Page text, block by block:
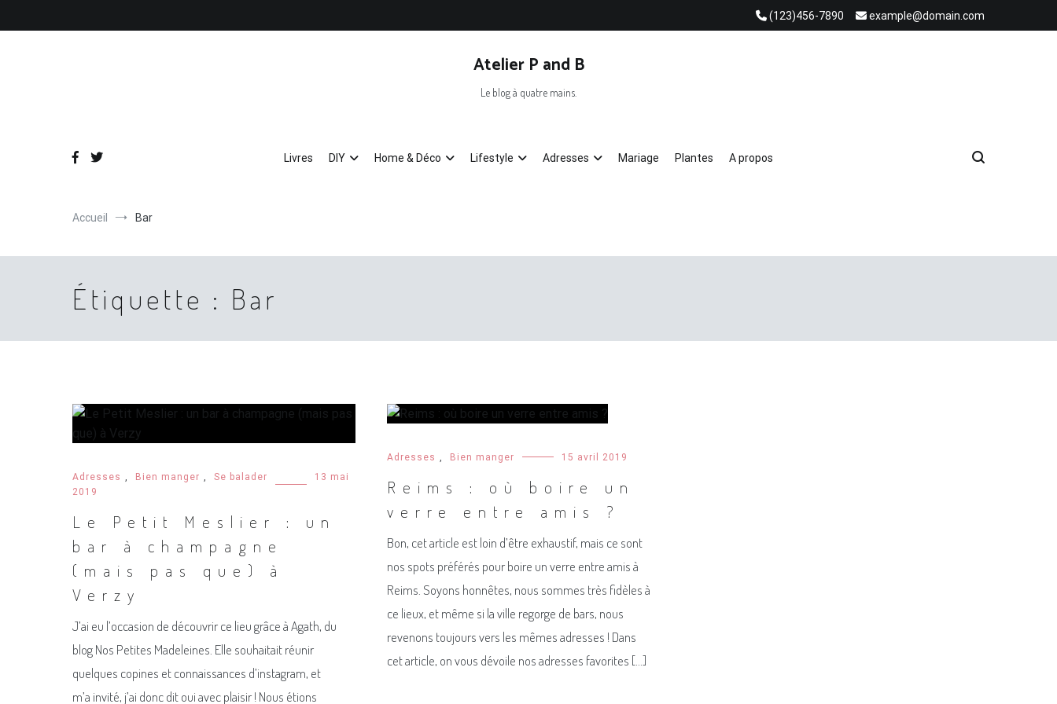
(123)456-7890 example@domain.com
Atelier P and B
Le blog à quatre mains.
Livres DIY Home & Déco Lifestyle Adresses Mariage Plantes A propos
Accueil Bar
Étiquette : Bar
Adresses , Bien manger , Se balader
13 mai
2019
Le Petit Meslier : un
bar à champagne
(mais pas que) à
Verzy
J’ai eu l’occasion de découvrir ce lieu grâce à Agath, du
blog Nos Petites Madeleines. Elle souhaitait réunir
quelques copines et connaissances d’instagram, et
m’a invité, j’ai donc dit oui avec plaisir ! Nous étions
Adresses , Bien manger 15 avril 2019
Reims : où boire un
verre entre amis ?
Bon, cet article est loin d’être exhaustif, mais ce sont
nos spots préférés pour boire un verre entre amis à
Reims. Soyons honnêtes, nous sommes très fidèles à
ce lieux, et même si la ville regorge de bars, nous
revenons toujours vers les mêmes adresses ! Dans
cet article, on vous dévoile nos adresses favorites […]